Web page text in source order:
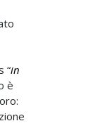
“in
è